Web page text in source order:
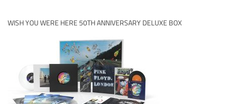
WISH YOU WERE HERE 50TH ANNIVERSARY DELUXE BOX